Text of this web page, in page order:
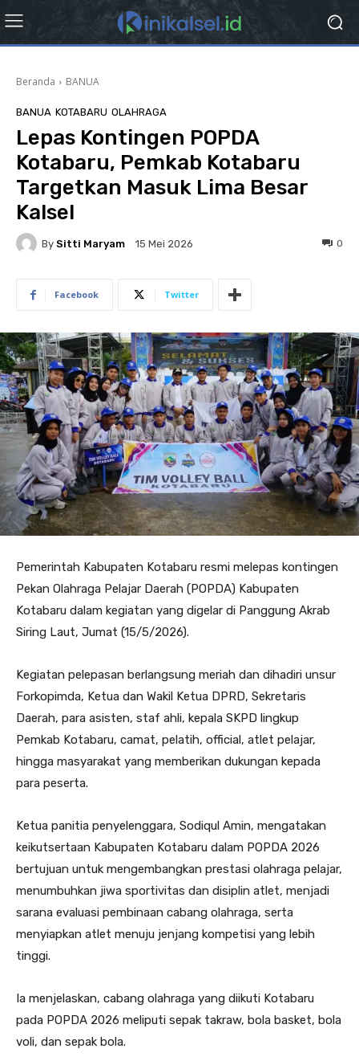
Beranda BANUA
BANUA KOTABARU OLAHRAGA
Lepas Kontingen POPDA
Kotabaru, Pemkab Kotabaru
Targetkan Masuk Lima Besar
Kalsel
By Sitti Maryam 15 Mei 2026 0
Facebook Twitter
Pemerintah Kabupaten Kotabaru resmi melepas kontingen
Pekan Olahraga Pelajar Daerah (POPDA) Kabupaten
Kotabaru dalam kegiatan yang digelar di Panggung Akrab
Siring Laut, Jumat (15/5/2026).
Kegiatan pelepasan berlangsung meriah dan dihadiri unsur
Forkopimda, Ketua dan Wakil Ketua DPRD, Sekretaris
Daerah, para asisten, staf ahli, kepala SKPD lingkup
Pemkab Kotabaru, camat, pelatih, official, atlet pelajar,
hingga masyarakat yang memberikan dukungan kepada
para peserta.
Ketua panitia penyelenggara, Sodiqul Amin, mengatakan
keikutsertaan Kabupaten Kotabaru dalam POPDA 2026
bertujuan untuk mengembangkan prestasi olahraga pelajar,
menumbuhkan jiwa sportivitas dan disiplin atlet, menjadi
sarana evaluasi pembinaan cabang olahraga, serta
menyiapkan atlet menuju jenjang kompetisi yang lebih
tinggi.
Ia menjelaskan, cabang olahraga yang diikuti Kotabaru
pada POPDA 2026 meliputi sepak takraw, bola basket, bola
voli, dan sepak bola.